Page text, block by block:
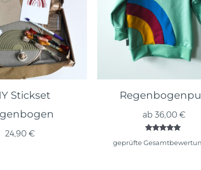
Stickset
24,90€
ab 36,00 €
5.00
geprüfte